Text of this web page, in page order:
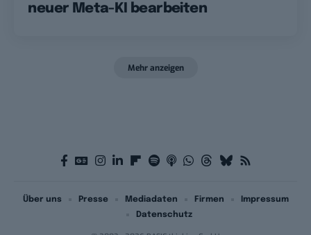
neuer Meta-KI bearbeiten
Mehr anzeigen
Über uns Presse Mediadaten Firmen
Impressum
Datenschutz